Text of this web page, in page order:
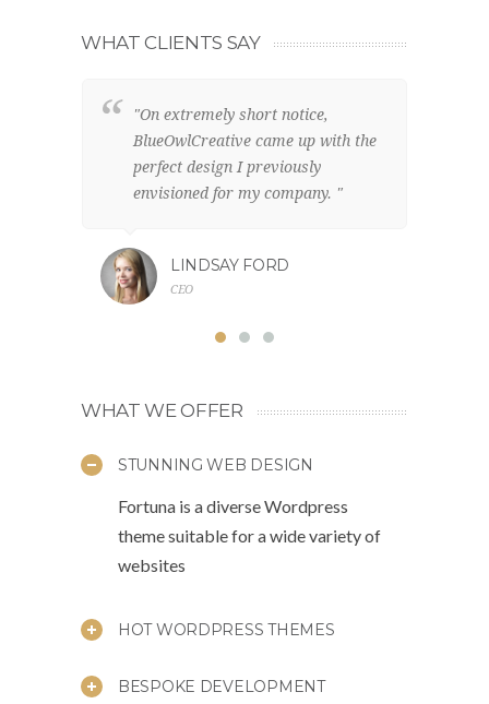
WHAT CLIENTS SAY
"On extremely short notice,
BlueOwlCreative came up with the
perfect design I previously
envisioned for my company. "
LINDSAY FORD
CEO
WHAT WE OFFER
STUNNING WEB DESIGN
Fortuna is a diverse Wordpress
theme suitable for a wide variety of
websites
HOT WORDPRESS THEMES
BESPOKE DEVELOPMENT